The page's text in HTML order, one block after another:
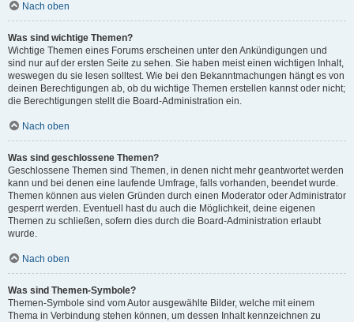
Nach oben
Was sind wichtige Themen?
Wichtige Themen eines Forums erscheinen unter den Ankündigungen und
sind nur auf der ersten Seite zu sehen. Sie haben meist einen wichtigen Inhalt,
weswegen du sie lesen solltest. Wie bei den Bekanntmachungen hängt es von
deinen Berechtigungen ab, ob du wichtige Themen erstellen kannst oder nicht;
die Berechtigungen stellt die Board-Administration ein.
Nach oben
Was sind geschlossene Themen?
Geschlossene Themen sind Themen, in denen nicht mehr geantwortet werden
kann und bei denen eine laufende Umfrage, falls vorhanden, beendet wurde.
Themen können aus vielen Gründen durch einen Moderator oder Administrator
gesperrt werden. Eventuell hast du auch die Möglichkeit, deine eigenen
Themen zu schließen, sofern dies durch die Board-Administration erlaubt
wurde.
Nach oben
Was sind Themen-Symbole?
Themen-Symbole sind vom Autor ausgewählte Bilder, welche mit einem
Thema in Verbindung stehen können, um dessen Inhalt kennzeichnen zu